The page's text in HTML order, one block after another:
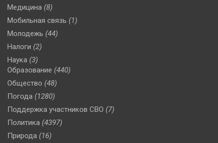
Медицина (8)
Мобильная связь (1)
Молодежь (44)
Налоги (2)
Наука (3)
Образование (440)
Общество (48)
Погода (1280)
Поддержка участников СВО (7)
Политика (4397)
Природа (16)